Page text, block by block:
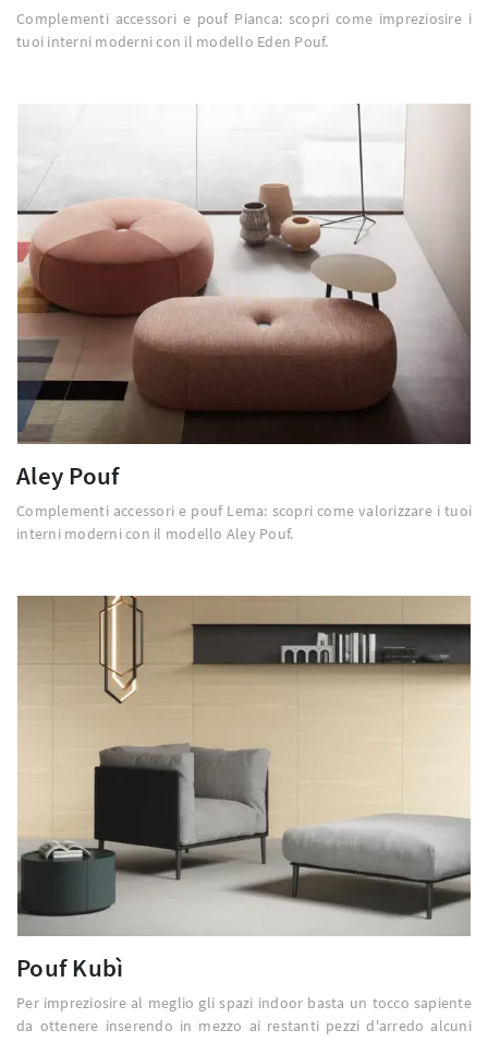
Complementi accessori e pouf Pianca: scopri come impreziosire i
tuoi interni moderni con il modello Eden Pouf.
Aley Pouf
Complementi accessori e pouf Lema: scopri come valorizzare i tuoi
interni moderni con il modello Aley Pouf.
Pouf Kubì
Per impreziosire al meglio gli spazi indoor basta un tocco sapiente
da ottenere inserendo in mezzo ai restanti pezzi d'arredo alcuni